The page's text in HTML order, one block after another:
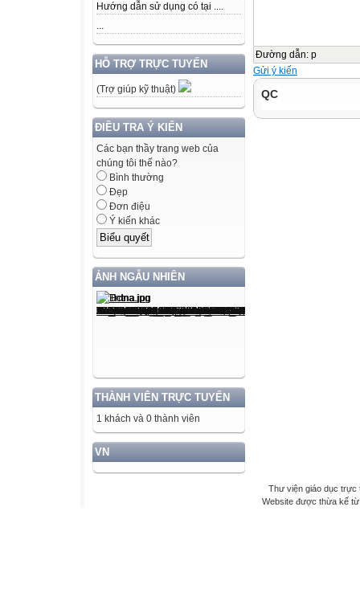
Hướng dẫn sử dụng có tại ....
...
HỖ TRỢ TRỰC TUYẾN
(Trợ giúp kỹ thuật)
ĐIỀU TRA Ý KIẾN
Các bạn thầy trang web của
chúng tôi thế nào?
Bình thường
Đẹp
Đơn điệu
Ý kiến khác
ẢNH NGẪU NHIÊN
THÀNH VIÊN TRỰC TUYẾN
1 khách và 0 thành viên
VN
Đường dẫn: p
Gửi ý kiến
QC
Thư viện giáo dục trực
Website được thừa kế